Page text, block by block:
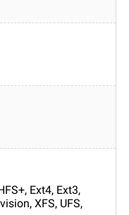
Ext4, Ext3,
XFS, UFS,